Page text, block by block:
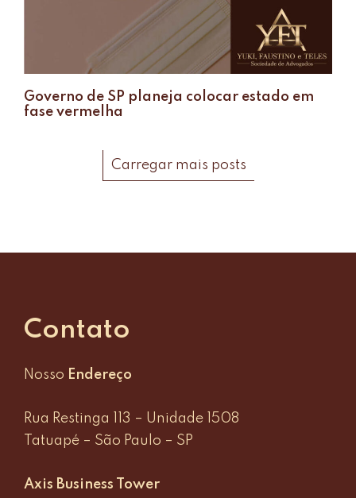
Governo de SP planeja colocar estado em
fase vermelha
Carregar mais posts
Contato
Nosso Endereço
Rua Restinga 113 – Unidade 1508
Tatuapé – São Paulo – SP
Axis Business Tower